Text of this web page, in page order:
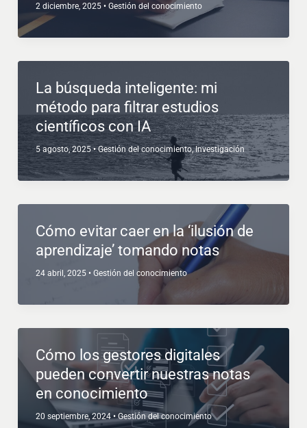
2 diciembre, 2025 • Gestión del conocimiento
La búsqueda inteligente: mi
método para filtrar estudios
científicos con IA
5 agosto, 2025•Gestión del conocimiento,Investigación
Cómo evitar caer en la ‘ilusión de
aprendizaje’ tomando notas
24 abril, 2025 • Gestión del conocimiento
Cómo los gestores digitales
pueden convertir nuestras notas
en conocimiento
20 septiembre, 2024 • Gestión del conocimiento